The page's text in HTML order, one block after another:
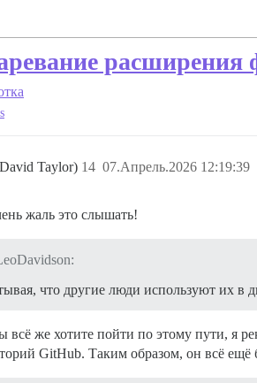
расширения
Taylor) 07.Апрель.2026 12:19:39
14
жаль это слышать!
что другие люди используют их в
всё же хотите пойти по этому пути, я
GitHub. Таким образом, он всё ещё